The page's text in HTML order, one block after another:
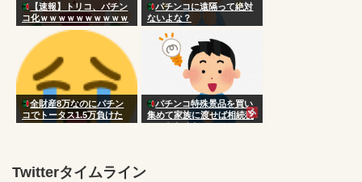
【速報】トリコ、パチン
コ化ｗｗｗｗｗｗｗｗｗｗ
ｗｗｗｗｗｗｗｗｗｗｗｗ
ｗｗｗｗｗ
パチンコに遠隔って絶対
ないよな？
全財産8万なのにパチン
コでトータス1.5万負けた
www
パチンコ特殊景品を買い
集めて家族に渡せば相続税
かからなくない？
Twitterタイムライン